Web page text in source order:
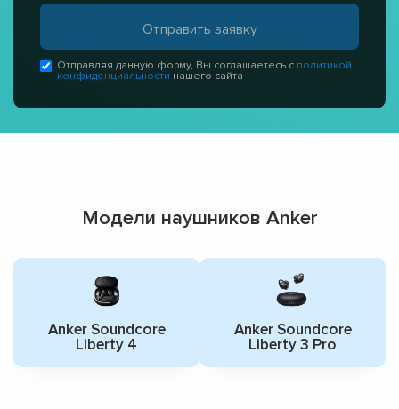
Отправляя данную форму, Вы соглашаетесь с политикой
конфиденциальности нашего сайта
Модели наушников Anker
Anker Soundcore
Liberty 4
Anker Soundcore
Liberty 3 Pro